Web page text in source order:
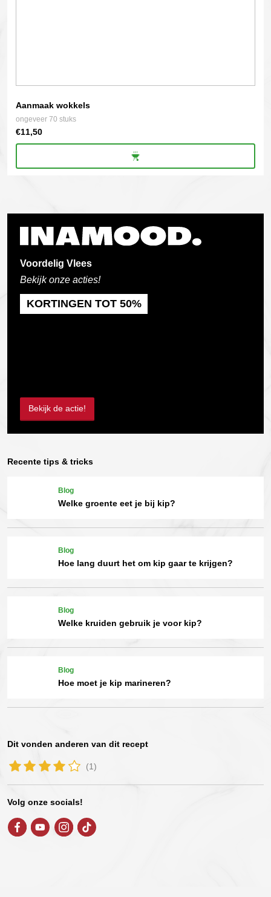
Aanmaak wokkels
ongeveer 70 stuks
€11,50
Voordelig Vlees
Bekijk onze acties!
KORTINGEN TOT 50%
Bekijk de actie!
Recente tips & tricks
Blog
Welke groente eet je bij kip?
Blog
Hoe lang duurt het om kip gaar te krijgen?
Blog
Welke kruiden gebruik je voor kip?
Blog
Hoe moet je kip marineren?
Dit vonden anderen van dit recept
(1)
Volg onze socials!